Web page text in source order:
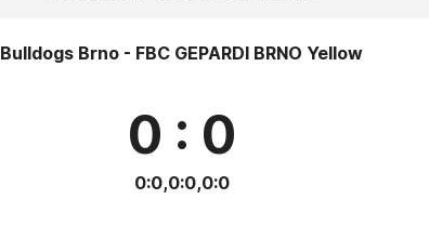
Bulldogs Brno - FBC GEPARDI BRNO Yellow
0 : 0
0:0,0:0,0:0